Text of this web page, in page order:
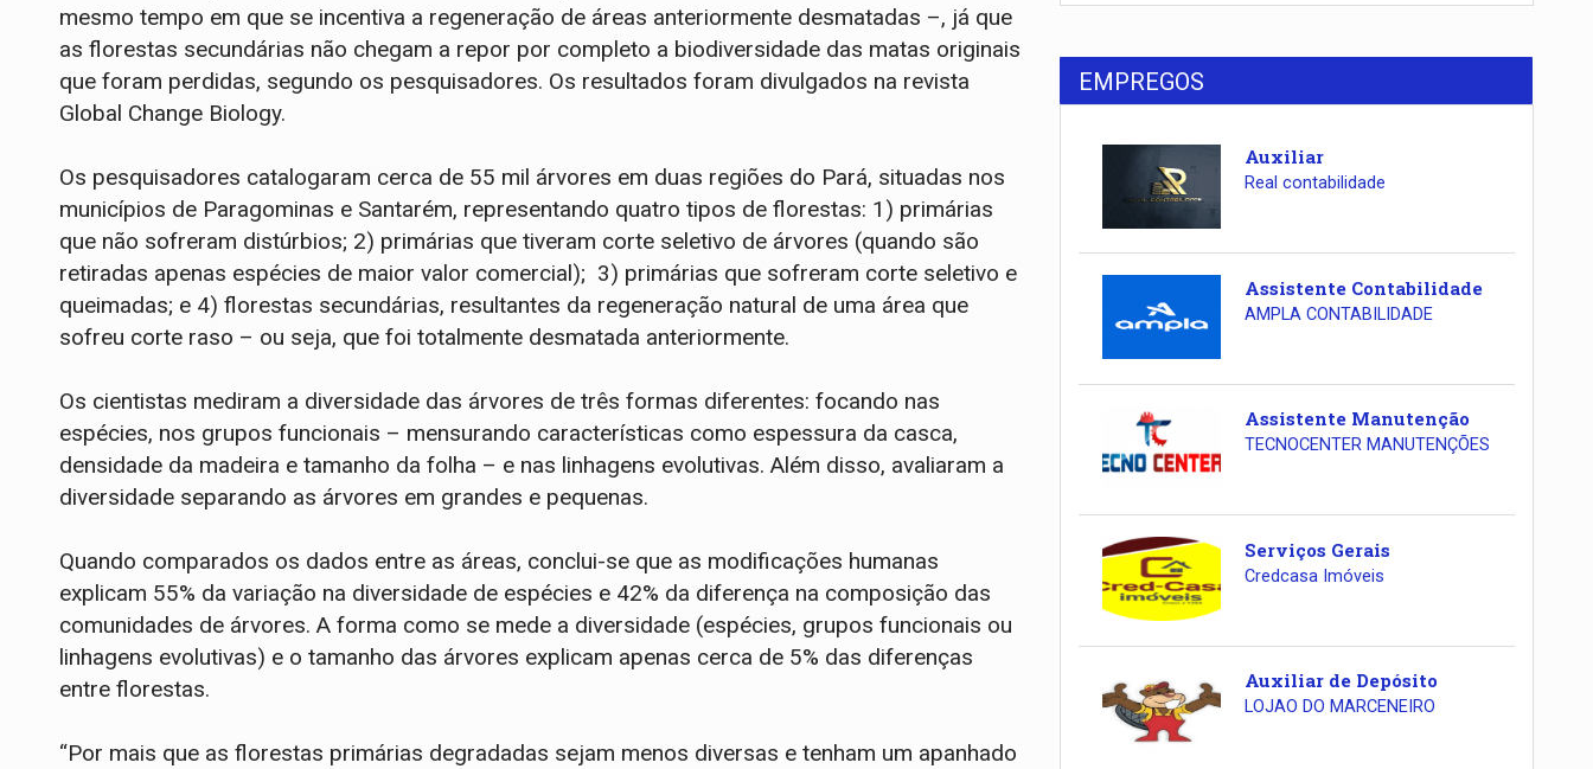
mesmo tempo em que se incentiva a regeneração de áreas anteriormente desmatadas –, já que
as florestas secundárias não chegam a repor por completo a biodiversidade das matas originais
que foram perdidas, segundo os pesquisadores. Os resultados foram divulgados na revista
Global Change Biology.
Os pesquisadores catalogaram cerca de 55 mil árvores em duas regiões do Pará, situadas nos
municípios de Paragominas e Santarém, representando quatro tipos de florestas: 1) primárias
que não sofreram distúrbios; 2) primárias que tiveram corte seletivo de árvores (quando são
retiradas apenas espécies de maior valor comercial); 3) primárias que sofreram corte seletivo e
queimadas; e 4) florestas secundárias, resultantes da regeneração natural de uma área que
sofreu corte raso – ou seja, que foi totalmente desmatada anteriormente.
Os cientistas mediram a diversidade das árvores de três formas diferentes: focando nas
espécies, nos grupos funcionais – mensurando características como espessura da casca,
densidade da madeira e tamanho da folha – e nas linhagens evolutivas. Além disso, avaliaram a
diversidade separando as árvores em grandes e pequenas.
Quando comparados os dados entre as áreas, conclui-se que as modificações humanas
explicam 55% da variação na diversidade de espécies e 42% da diferença na composição das
comunidades de árvores. A forma como se mede a diversidade (espécies, grupos funcionais ou
linhagens evolutivas) e o tamanho das árvores explicam apenas cerca de 5% das diferenças
entre florestas.
“Por mais que as florestas primárias degradadas sejam menos diversas e tenham um apanhado
EMPREGOS
Auxiliar
Real contabilidade
Assistente Contabilidade
AMPLA CONTABILIDADE
Assistente Manutenção
TECNOCENTER MANUTENÇÕES
Serviços Gerais
Credcasa Imóveis
Auxiliar de Depósito
LOJAO DO MARCENEIRO